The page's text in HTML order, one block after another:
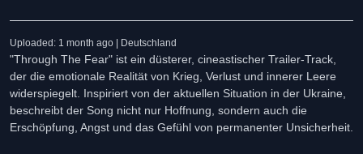
Uploaded: 1 month ago | Deutschland
"Through The Fear" ist ein düsterer, cineastischer Trailer-Track,
der die emotionale Realität von Krieg, Verlust und innerer Leere
widerspiegelt. Inspiriert von der aktuellen Situation in der Ukraine,
beschreibt der Song nicht nur Hoffnung, sondern auch die
Erschöpfung, Angst und das Gefühl von permanenter Unsicherheit.